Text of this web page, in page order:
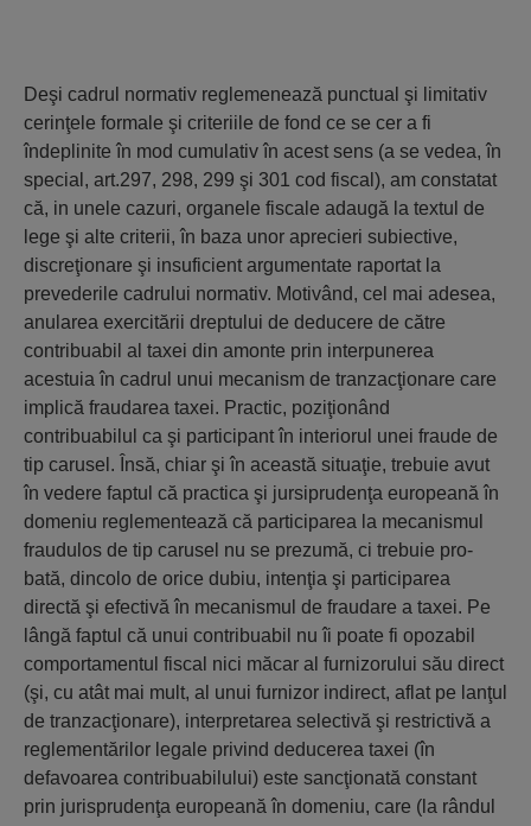
Deşi cadrul normativ reglemenează punctual şi limitativ
cerinţele formale şi criteriile de fond ce se cer a fi
îndeplinite în mod cumulativ în acest sens (a se vedea, în
special, art.297, 298, 299 şi 301 cod fiscal), am constatat
că, in unele cazuri, organele fiscale adaugă la textul de
lege şi alte criterii, în baza unor aprecieri subiective,
discreţionare şi insuficient argumentate raportat la
prevederile cadrului normativ. Motivând, cel mai adesea,
anularea exercitării dreptului de deducere de către
contribuabil al taxei din amonte prin interpunerea
acestuia în cadrul unui mecanism de tranzacţionare care
implică fraudarea taxei. Practic, poziţionând
contribuabilul ca şi participant în interiorul unei fraude de
tip carusel. Însă, chiar şi în această situaţie, trebuie avut
în vedere faptul că practica şi jursiprudenţa europeană în
domeniu reglementează că participarea la meca­nismul
fraudulos de tip carusel nu se prezumă, ci trebuie pro­
bată, dincolo de orice dubiu, intenţia şi participarea
directă şi efectivă în mecanismul de fraudare a taxei. Pe
lângă faptul că unui contribuabil nu îi poate fi opozabil
comportamentul fiscal nici măcar al furnizorului său direct
(şi, cu atât mai mult, al unui furnizor indirect, aflat pe lanţul
de tranzacţionare), interpretarea selectivă şi restrictivă a
reglementărilor legale privind deducerea taxei (în
defavoarea contribuabilului) este sancţionată constant
prin jurisprudenţa europeană în domeniu, care (la rândul